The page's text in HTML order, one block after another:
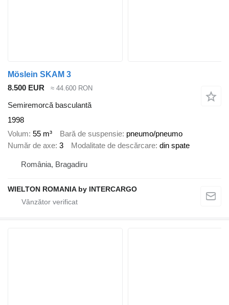
Möslein SKAM 3
8.500 EUR
≈ 44.600 RON
Semiremorcă basculantă
1998
Volum 55 m³ Bară de suspensie pneumo/pneumo
Număr de axe 3 Modalitate de descărcare din spate
România, Bragadiru
WIELTON ROMANIA by INTERCARGO